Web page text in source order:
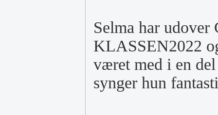
Selma har udover
KLASSEN2022
været med i en
synger hun